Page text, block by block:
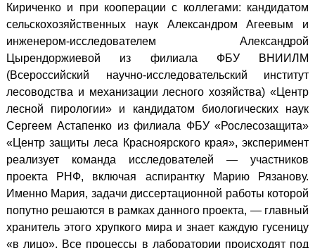
Кириченко и при кооперации с коллегами: кандидатом
сельскохозяйственных наук Александром Агеевым и
инженером-исследователем Александрой
Цырендоржиевой из филиала ФБУ ВНИИЛМ
(Всероссийский научно-исследовательский институт
лесоводства и механизации лесного хозяйства) «Центр
лесной пирологии» и кандидатом биологических наук
Сергеем Астапенко из филиала ФБУ «Рослесозащита»
«Центр защиты леса Красноярского края», эксперимент
реализует команда исследователей — участников
проекта РНФ, включая аспирантку Марию Рязанову.
Именно Мария, задачи диссертационной работы которой
попутно решаются в рамках данного проекта, — главный
хранитель этого хрупкого мира и знает каждую гусеницу
«в лицо». Все процессы в лаборатории происходят под